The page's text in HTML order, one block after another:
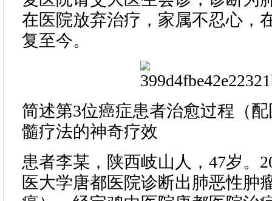
在医院放弃治疗，家属不忍心，
复至今。
简述第3位癌症患者治愈过程（
髓疗法的神奇疗效
患者李某，陕西岐山人，47岁。
医大学唐都医院诊断出肺恶性肿